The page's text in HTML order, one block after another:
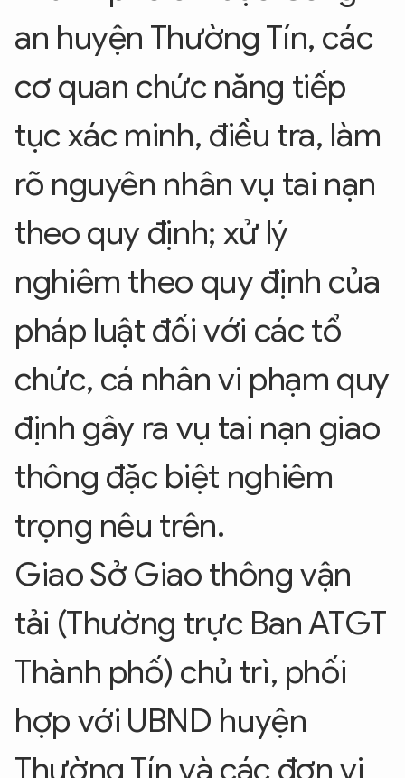
an huyện Thường Tín, các
cơ quan chức năng tiếp
tục xác minh, điều tra, làm
rõ nguyên nhân vụ tai nạn
theo quy định; xử lý
nghiêm theo quy định của
pháp luật đối với các tổ
chức, cá nhân vi phạm quy
định gây ra vụ tai nạn giao
thông đặc biệt nghiêm
trọng nêu trên.
Giao Sở Giao thông vận
tải (Thường trực Ban ATGT
Thành phố) chủ trì, phối
hợp với UBND huyện
Thường Tín và các đơn vị